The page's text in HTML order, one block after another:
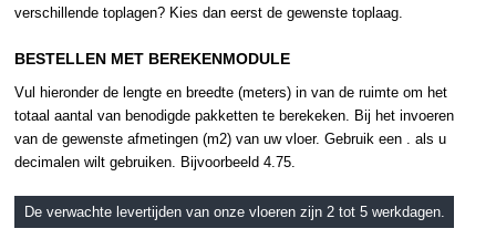
verschillende toplagen? Kies dan eerst de gewenste toplaag.
BESTELLEN MET BEREKENMODULE
Vul hieronder de lengte en breedte (meters) in van de ruimte om het
totaal aantal van benodigde pakketten te berekeken. Bij het invoeren
van de gewenste afmetingen (m2) van uw vloer. Gebruik een . als u
decimalen wilt gebruiken. Bijvoorbeeld 4.75.
De verwachte levertijden van onze vloeren zijn 2 tot 5 werkdagen.